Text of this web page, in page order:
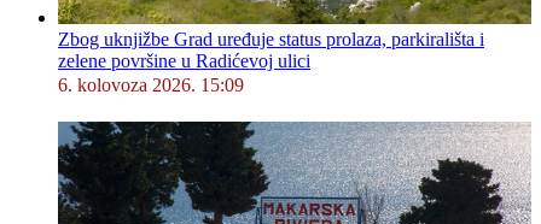
Zbog uknjižbe Grad uređuje status prolaza, parkirališta i
zelene površine u Radićevoj ulici
6. kolovoza 2026. 15:09